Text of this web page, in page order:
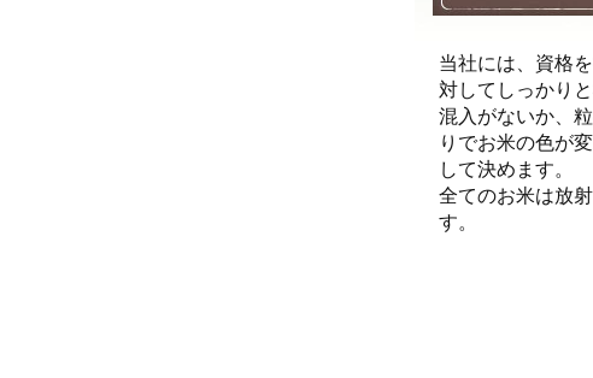
当社には、資格
対してしっかり
混入がないか、
りでお米の色が
して決めます。
全てのお米は放
す。